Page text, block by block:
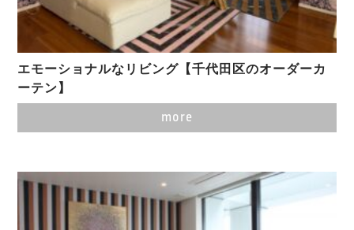
エモーショナルなリビング【千代田区のオーダーカ
ーテン】
more